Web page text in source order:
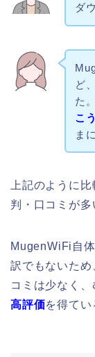
ダ
ど
た。
こ
ま
上記のように
判・口コミが多
MugenWiFi自
訳でもないため
コミは少なく、
高評価を得てい